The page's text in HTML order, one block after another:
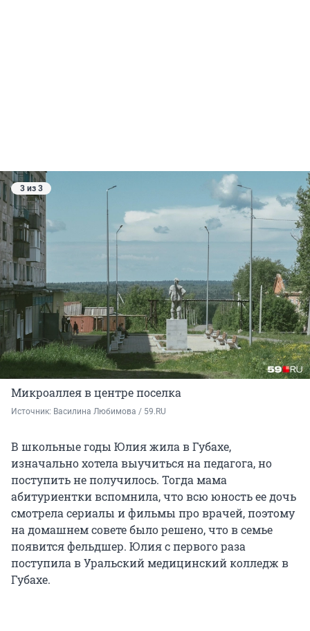
3 из 3
Микроаллея в центре поселка
Источник: Василина Любимова / 59.RU
В школьные годы Юлия жила в Губахе,
изначально хотела выучиться на педагога, но
поступить не получилось. Тогда мама
абитуриентки вспомнила, что всю юность ее дочь
смотрела сериалы и фильмы про врачей, поэтому
на домашнем совете было решено, что в семье
появится фельдшер. Юлия с первого раза
поступила в Уральский медицинский колледж в
Губахе.